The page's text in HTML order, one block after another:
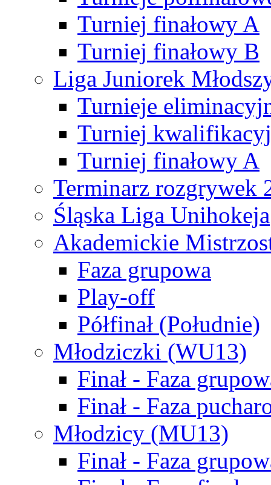
Turniej finałowy A
Turniej finałowy B
Liga Juniorek
Turnieje
Turniej
Turniej finałowy A
Terminarz rozgrywek
Śląska Liga Unihokeja
Akademickie
Faza grupowa
Play-off
Półfinał (Południe)
Młodziczki (WU13)
Finał - Faza
Finał - Faza
Młodzicy (MU13)
Finał - Faza